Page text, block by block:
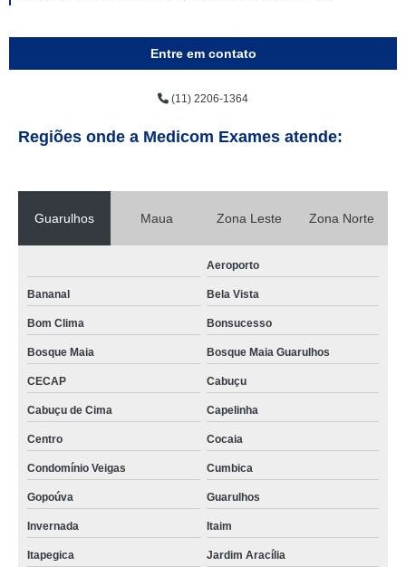
Entre em contato
(11) 2206-1364
Regiões onde a Medicom Exames atende:
Guarulhos Maua Zona Leste Zona Norte
Aeroporto
Bananal Bela Vista
Bom Clima Bonsucesso
Bosque Maia Bosque Maia Guarulhos
CECAP Cabuçu
Cabuçu de Cima Capelinha
Centro Cocaia
Condomínio Veigas Cumbica
Gopoúva Guarulhos
Invernada Itaim
Itapegica Jardim Aracília